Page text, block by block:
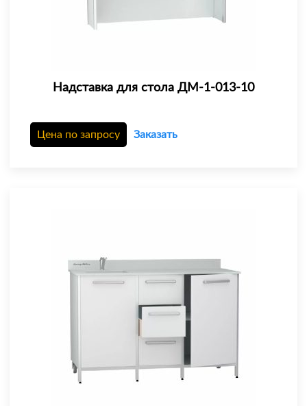
Надставка для стола ДМ-1-013-10
Цена по запросу Заказать